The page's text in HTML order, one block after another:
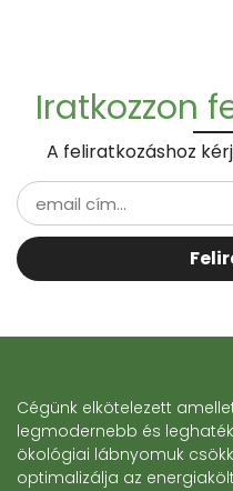
Iratkozzon
A feliratkozáshoz
Cégünk elkötelezett
legmodernebb és
ökológiai lábnyomuk
optimalizálja az